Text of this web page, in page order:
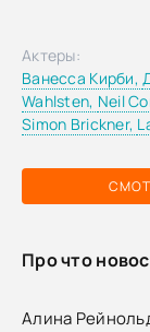
Актеры:
Ванесса Кирби,
Wahlsten, Neil
Simon Brickner,
Про что
Алина